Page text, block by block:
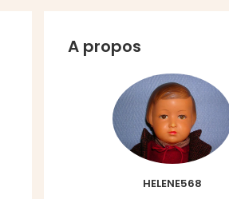
A propos
HELENE568